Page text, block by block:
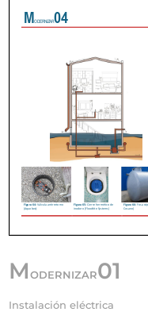
MODERNIZAR01
Instalación eléctrica